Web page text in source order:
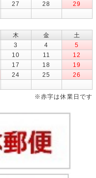
27 28
29
木 金
土
3 4
5
10 11
12
17 18
19
24 25
26
※赤字は休業日です